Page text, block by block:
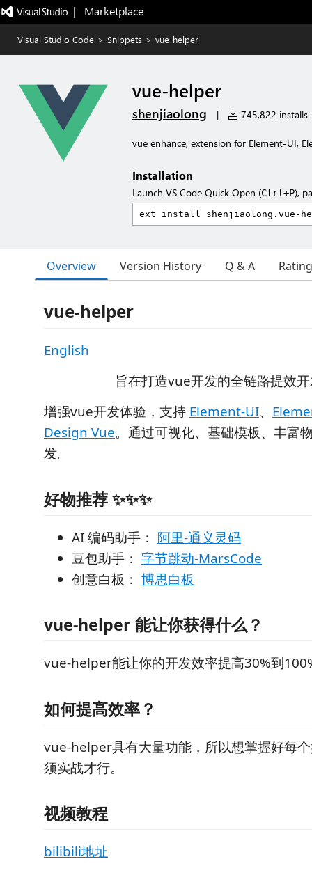
|   Marketplace
Visual Studio Code > Snippets > vue-helper
vue-helper
shenjiaolong | 745,822 installs
vue enhance, extension for Element-UI,
Installation
Launch VS Code Quick Open (Ctrl+P),
Overview Version History Q & A
vue-helper
English
旨在打造vue开发的全链路提效
增强vue开发体验，支持 Element-UI、
Design Vue。通过可视化、基础模板、丰富
发。
好物推荐 ✨✨✨
AI 编码助手： 阿里-通义灵码
豆包助手： 字节跳动-MarsCode
创意白板： 博思白板
vue-helper 能让你获得什么？
vue-helper能让你的开发效率提高30%到
如何提高效率？
vue-helper具有大量功能，所以想掌握好每
须实战才行。
视频教程
bilibili地址